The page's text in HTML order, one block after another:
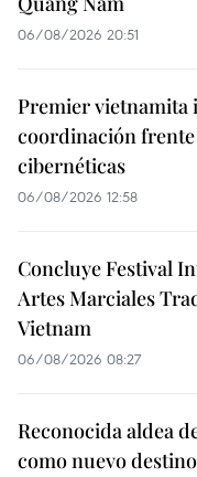
06/08/2026 20:51
Premier vietnamita
coordinación frente
cibernéticas
06/08/2026 12:58
Concluye Festival
Artes Marciales
Vietnam
06/08/2026 08:27
Reconocida aldea
como nuevo